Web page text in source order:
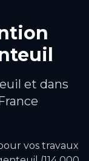
et dans
vos travaux